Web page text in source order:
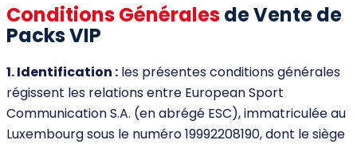
Conditions Généralesde Vente de
Packs VIP
1. Identification : les présentes conditions générales
régissent les relations entre European Sport
Communication S.A. (en abrégé ESC), immatriculée au
Luxembourg sous le numéro 19992208190, dont le siège